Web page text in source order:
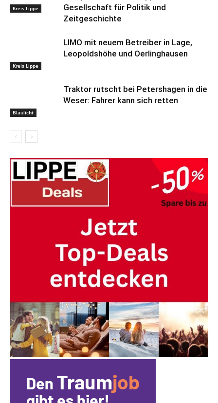
Kreis Lippe
Gesellschaft für Politik und
Zeitgeschichte
Kreis Lippe
LIMO mit neuem Betreiber in Lage,
Leopoldshöhe und Oerlinghausen
Blaulicht
Traktor rutscht bei Petershagen in die
Weser: Fahrer kann sich retten